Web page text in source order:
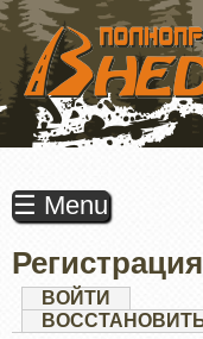
ПЕРЕЙТИ
ОСНОВНОМУ
СОДЕРЖАНИЮ
☰ Menu
Регистрация
Главные
вкладки
ВОЙТИ